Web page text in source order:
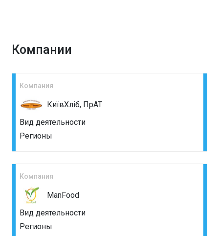
Компании
Компания
КиївХліб, ПрАТ
Вид деятельности
Регионы
Компания
ManFood
Вид деятельности
Регионы